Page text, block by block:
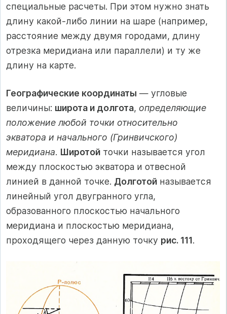
специальные расчеты. При этом нужно знать
длину какой-либо линии на шаре (например,
расстояние между двумя городами, длину
отрезка меридиана или параллели) и ту же
длину на карте.
Географические координаты — угловые
величины: широта и долгота, определяющие
положение любой точки относительно
экватора и начального (Гринвичского)
меридиана. Широтой точки называется угол
между плоскостью экватора и отвесной
линией в данной точке. Долготой называется
линейный угол двугранного угла,
образованного плоскостью начального
меридиана и плоскостью меридиана,
проходящего через данную точку рис. 111.